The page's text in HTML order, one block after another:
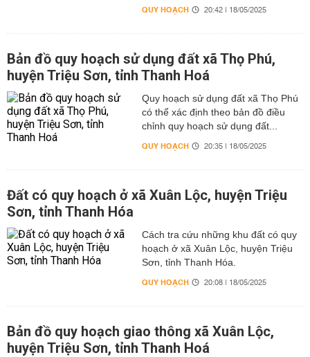
QUY HOẠCH 20:42 | 18/05/2025
Bản đồ quy hoạch sử dụng đất xã Thọ Phú,
huyện Triệu Sơn, tỉnh Thanh Hoá
Quy hoạch sử dụng đất xã Thọ Phú
có thể xác định theo bản đồ điều
chỉnh quy hoạch sử dụng đất...
QUY HOẠCH 20:35 | 18/05/2025
Đất có quy hoạch ở xã Xuân Lộc, huyện Triệu
Sơn, tỉnh Thanh Hóa
Cách tra cứu những khu đất có quy
hoạch ở xã Xuân Lộc, huyện Triệu
Sơn, tỉnh Thanh Hóa.
QUY HOẠCH 20:08 | 18/05/2025
Bản đồ quy hoạch giao thông xã Xuân Lộc,
huyện Triệu Sơn, tỉnh Thanh Hoá